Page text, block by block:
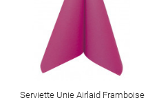
Serviette Unie Airlaid Framboise